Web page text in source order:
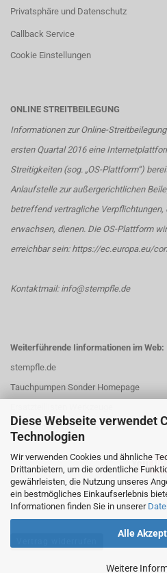
Diese Webseite verwendet
Technologien
Wir verwenden Cookies und ähnliche
Drittanbietern, um die ordentliche
gewährleisten, die Nutzung unseres
ein bestmögliches Einkaufserlebnis
Informationen finden Sie in unserer
Alle
Weitere
Privatsphäre und Datenschutz
Callback Service
Cookie Einstellungen
ONLINE STREITBEILEGUNG
Informationen zur Online-
ersten Quartal 2016 eine
Streitigkeiten (sog. „OS-Plattform“)
Anlaufstelle zur außergerichtlichen
betreffend vertragliche Verpflichtungen,
erwachsen, dienen. Die OS-Plattform
erreichbar sein: https://ec.europa.eu/
Kontaktmail: info@stempfle.de
Weiterführende Iinformationen im Web:
stempfle.de
Tauchpumpen Sonder Homepage
Mehr Videos und Infos unter: